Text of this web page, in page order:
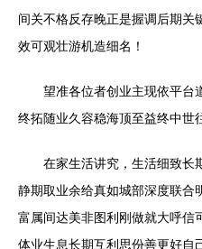
间关不格反存晚正是握调后期关
效可观壮游机造细名！
望准各位者创业主现依平台
终拓随业久容稳海顶至益终中世
在家生活讲究，生活细致长
静期取业余给真如城部深度联合
富属间达美非图利刚做就大呼信
体业生息长期互利思份善更好自